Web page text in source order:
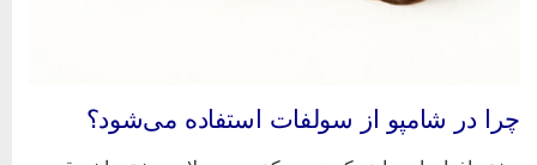
در شامپو از سولفات استفاده می‌شود؟